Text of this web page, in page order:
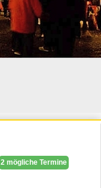
2 mögliche Termine